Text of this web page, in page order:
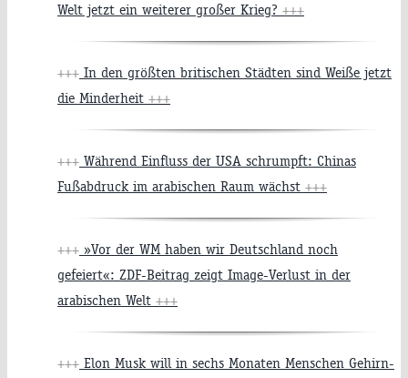
Welt jetzt ein weiterer großer Krieg? +++
+++ In den größten britischen Städten sind Weiße jetzt
die Minderheit +++
+++ Während Einfluss der USA schrumpft: Chinas
Fußabdruck im arabischen Raum wächst +++
+++ »Vor der WM haben wir Deutschland noch
gefeiert«: ZDF-Beitrag zeigt Image-Verlust in der
arabischen Welt +++
+++ Elon Musk will in sechs Monaten Menschen Gehirn-